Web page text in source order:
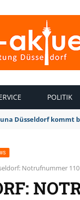
POLITIK
Düsseldorf kommt
Notrufnummer